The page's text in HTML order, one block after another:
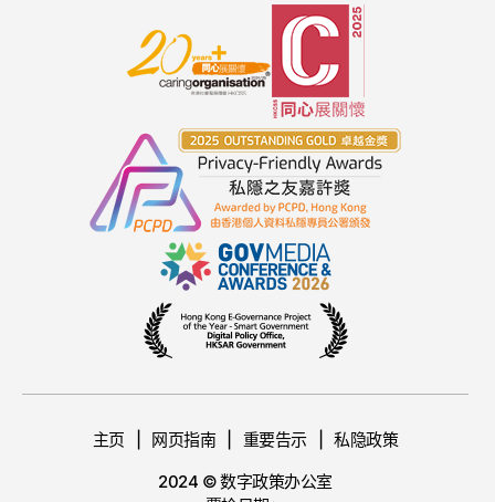
主页 网页指南 重要告示
私隐政策
2024 © 数字政策办公室